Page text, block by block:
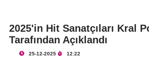
2025'in Hit Sanatçıları Kral
Tarafından Açıklandı
25-12-2025 12:22